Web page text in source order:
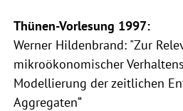
Thünen-Vorlesung 1997:
Werner Hildenbrand: "Zur
mikroökonomischer
Modellierung der zeitlichen
Aggregaten“